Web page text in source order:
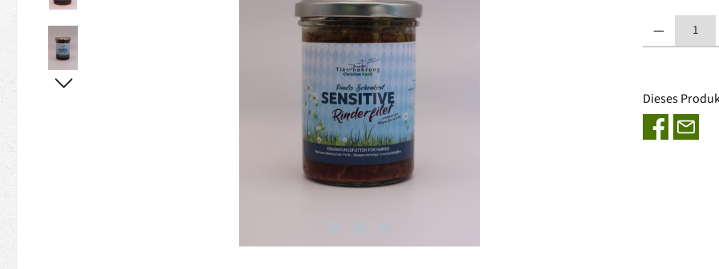
Produkt
Dieses